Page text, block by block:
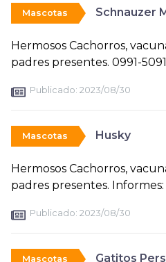
Mascotas Schnauzer
Hermosos Cachorros,
padres presentes. 0991-
Publicado: 2023/08/30
Mascotas Husky
Hermosos Cachorros,
padres presentes. Informes:
Publicado: 2023/08/30
Mascotas Gatitos